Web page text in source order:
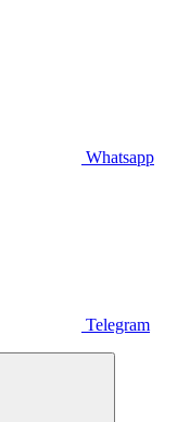
Whatsapp
Telegram